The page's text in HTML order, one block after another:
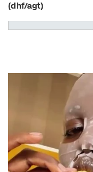
(dhf/agt)